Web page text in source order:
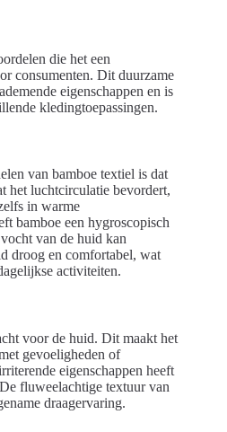
die het een
consumenten. Dit duurzame
eigenschappen en is
kledingtoepassingen.
van bamboe textiel is dat
het luchtcirculatie bevordert,
in warme
bamboe een hygroscopisch
van de huid kan
droog en comfortabel, wat
activiteiten.
voor de huid. Dit maakt het
gevoeligheden of
eigenschappen heeft
fluweelachtige textuur van
draagervaring.